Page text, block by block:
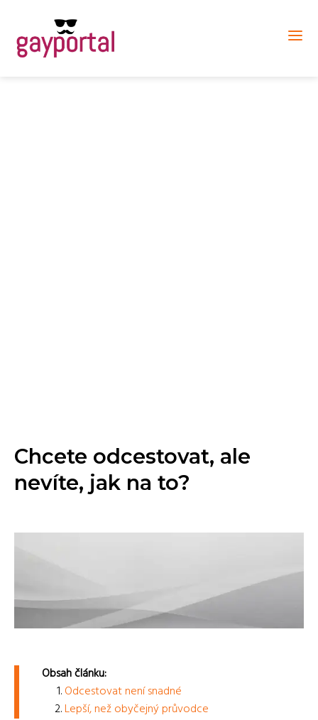
Chcete odcestovat, ale
nevíte, jak na to?
Obsah článku:
Odcestovat není snadné
Lepší, než obyčejný průvodce